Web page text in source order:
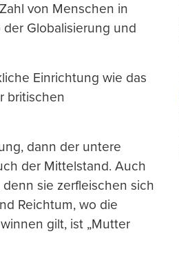
von Menschen in
Globalisierung und
Einrichtung wie das
britischen
dann der untere
der Mittelstand. Auch
sie zerfleischen sich
Reichtum, wo die
gilt, ist „Mutter